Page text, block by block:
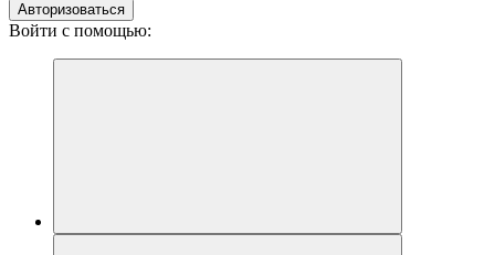
Авторизоваться
Войти с помощью: